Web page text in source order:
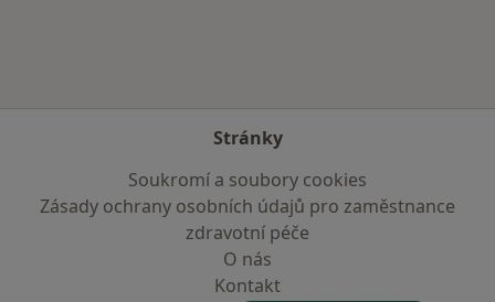
Stránky
Soukromí a soubory cookies
Zásady ochrany osobních údajů pro zaměstnance
zdravotní péče
O nás
Kontakt